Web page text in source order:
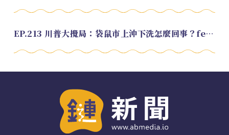
EP.213 川普大攪局：袋鼠市上沖下洗怎麼回事？feat. Alvin